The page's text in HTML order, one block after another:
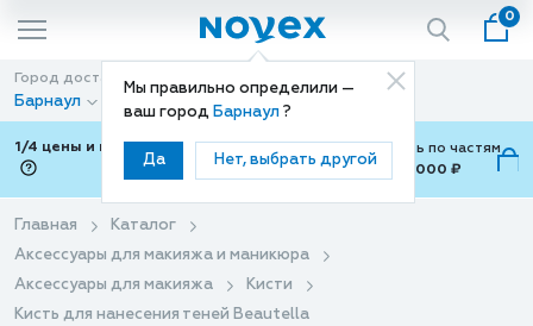
Мы правильно определили —
ваш город Барнаул ?
Да Нет, выбрать другой
0
Город доставки
Барнаул
Способ доставки
Доставка
1/4 цены и покупки ваши с Подели
Можно оплатить по частям
от 700 ₽ до 15,000 ₽
Главная
Каталог
Аксессуары для макияжа и маникюра
Аксессуары для макияжа
Кисти
Кисть для нанесения теней Beautella